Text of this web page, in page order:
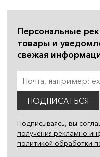
Персональные
товары и
свежая
ПОДПИСАТЬСЯ
Подписываясь, вы
получения рекламно-
политикой обработки